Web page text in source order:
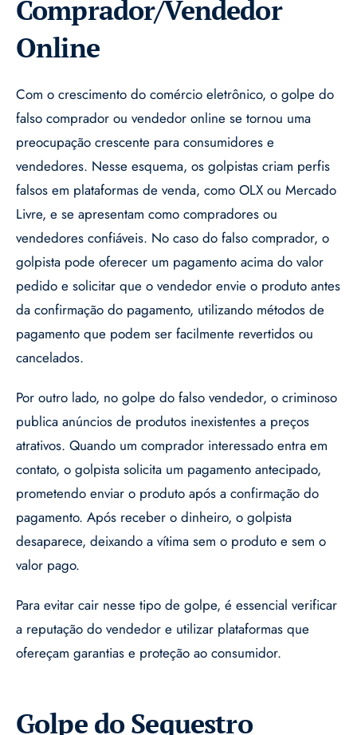
Comprador/Vendedor
Online
Com o crescimento do comércio eletrônico, o golpe do
falso comprador ou vendedor online se tornou uma
preocupação crescente para consumidores e
vendedores. Nesse esquema, os golpistas criam perfis
falsos em plataformas de venda, como OLX ou Mercado
Livre, e se apresentam como compradores ou
vendedores confiáveis. No caso do falso comprador, o
golpista pode oferecer um pagamento acima do valor
pedido e solicitar que o vendedor envie o produto antes
da confirmação do pagamento, utilizando métodos de
pagamento que podem ser facilmente revertidos ou
cancelados.
Por outro lado, no golpe do falso vendedor, o criminoso
publica anúncios de produtos inexistentes a preços
atrativos. Quando um comprador interessado entra em
contato, o golpista solicita um pagamento antecipado,
prometendo enviar o produto após a confirmação do
pagamento. Após receber o dinheiro, o golpista
desaparece, deixando a vítima sem o produto e sem o
valor pago.
Para evitar cair nesse tipo de golpe, é essencial verificar
a reputação do vendedor e utilizar plataformas que
ofereçam garantias e proteção ao consumidor.
Golpe do Sequestro